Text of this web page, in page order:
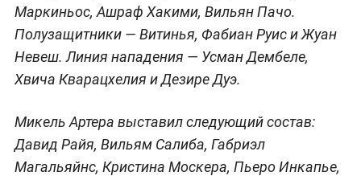
Маркиньос, Ашраф Хакими, Вильян Пачо.
Полузащитники — Витинья, Фабиан Руис и Жуан
Невеш. Линия нападения — Усман Дембеле,
Хвича Кварацхелия и Дезире Дуэ.
Микель Артера выставил следующий состав:
Давид Райя, Вильям Салиба, Габриэл
Магальяйнс, Кристина Москера, Пьеро Инкапье,